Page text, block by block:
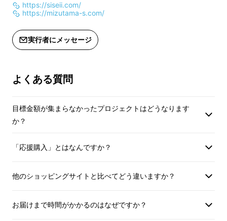
使い方は簡単！
おしりのSiseii（シセイー）
されています。
ると、姿勢を保ちやすいようにサポート
https://siseii.com/
https://mizutama-s.com/
実行者にメッセージ
よくある質問
目標金額が集まらなかったプロジェクトはどうなります
か？
「応援購入」とはなんですか？
他のショッピングサイトと比べてどう違いますか？
お届けまで時間がかかるのはなぜですか？